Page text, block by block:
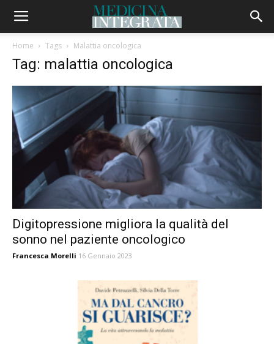
Home Tags Malattia oncologica
Tag: malattia oncologica
Digitopressione migliora la qualità del
sonno nel paziente oncologico
Francesca Morelli 16 Gennaio 2023